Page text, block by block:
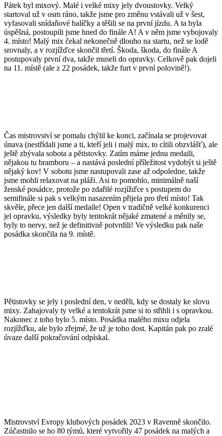
Pátek byl mixový. Malé i velké mixy jely dvoustovky. Velký
startoval už v osm ráno, takže jsme pro změnu vstávali už v šest,
vyfasovali snídaňové balíčky a těšili se na první jízdu. A ta byla
úspěšná, postoupili jsme hned do finále A! A v něm jsme vybojovaly
4. místo! Malý mix čekal nekonečně dlouho na startu, než se lodě
srovnaly, a v rozjížďce skončil třetí. Škoda, škoda, do finále A
postupovaly první dva, takže museli do opravky. Celkově pak dojeli
na 11. místě (ale z 22 posádek, takže furt v první polovině!).
Čas mistrovství se pomalu chýlil ke konci, začínala se projevovat
únava (nestřídali jsme a ti, kteří jeli i malý mix, to cítili obzvlášť), ale
ještě zbývala sobota a pětistovky. Zatím máme jednu medaili,
nějakou tu bramboru – a nastává poslední příležitost vydobýt si ještě
nějaký kov! V sobotu jsme nastupovali zase až odpoledne, takže
jsme mohli relaxovat na pláži. Asi to pomohlo, minimálně naší
ženské posádce, protože po zdařilé rozjížďce s postupem do
semifinále si pak s velkým nasazením přijela pro třetí místo! Tak
skvěle, přece jen další medaile! Open v tradičně velké konkurenci
jel opravku, výsledky byly tentokrát nějaké zmatené a měnily se,
byly to nervy, než je definitivně potvrdili! Ve výsledku pak naše
posádka skončila na 9. místě.
Pětistovky se jely i poslední den, v neděli, kdy se dostaly ke slovu
mixy. Zahajovaly ty velké a tentokrát jsme si to střihli i s opravkou.
Nakonec z toho bylo 5. místo. Posádka malého mixu odjela
rozjížďku, ale bylo zřejmé, že už je toho dost. Kapitán pak po zralé
úvaze další pokračování odpískal.
Mistrovství Evropy klubových posádek 2023 v Ravenně skončilo.
Zúčastnilo se ho 80 týmů, které vytvořily 47 posádek na malých a